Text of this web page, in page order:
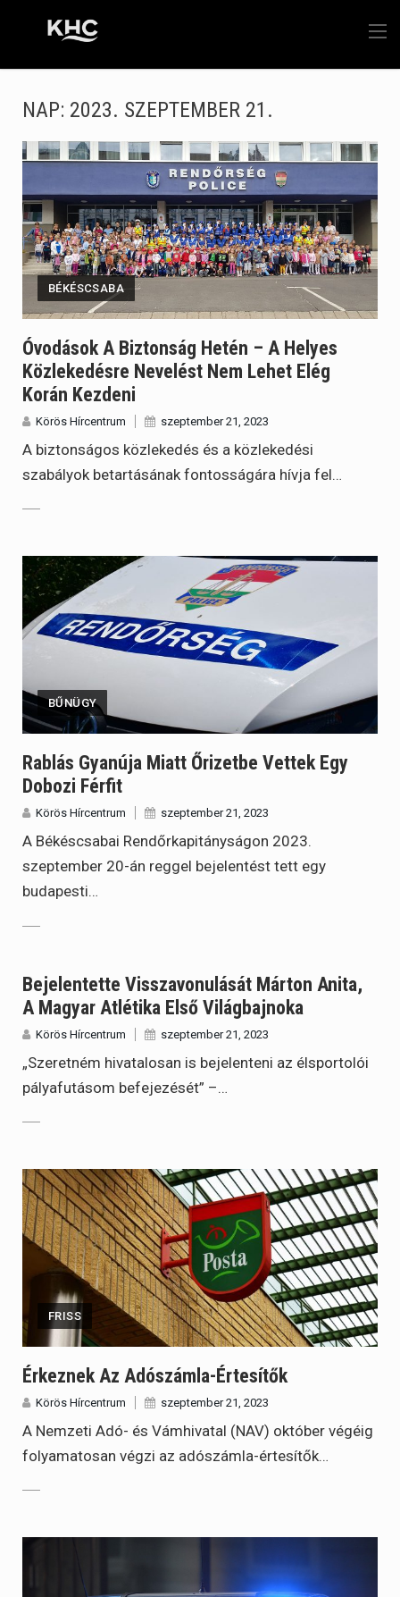
NAP: 2023. SZEPTEMBER 21.
BÉKÉSCSABA
Óvodások A Biztonság Hetén – A Helyes
Közlekedésre Nevelést Nem Lehet Elég
Korán Kezdeni
Körös Hírcentrum szeptember 21, 2023
A biztonságos közlekedés és a közlekedési
szabályok betartásának fontosságára hívja fel…
BŰNÜGY
Rablás Gyanúja Miatt Őrizetbe Vettek Egy
Dobozi Férfit
Körös Hírcentrum szeptember 21, 2023
A Békéscsabai Rendőrkapitányságon 2023.
szeptember 20-án reggel bejelentést tett egy
budapesti…
Bejelentette Visszavonulását Márton Anita,
A Magyar Atlétika Első Világbajnoka
Körös Hírcentrum szeptember 21, 2023
„Szeretném hivatalosan is bejelenteni az élsportolói
pályafutásom befejezését” –…
FRISS
Érkeznek Az Adószámla-Értesítők
Körös Hírcentrum szeptember 21, 2023
A Nemzeti Adó- és Vámhivatal (NAV) október végéig
folyamatosan végzi az adószámla-értesítők…